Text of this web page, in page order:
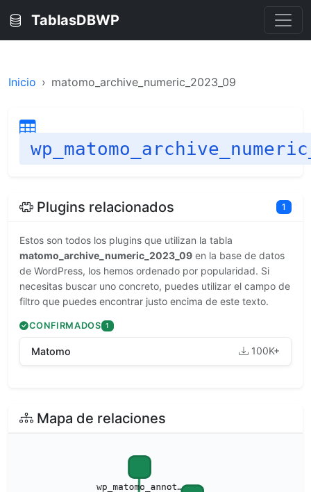
TablasDBWP
Inicio matomo_archive_numeric_2023_09
Plugins relacionados 1
Estos son todos los plugins que utilizan la tabla
matomo_archive_numeric_2023_09 en la base de datos
de WordPress, los hemos ordenado por popularidad. Si
necesitas buscar uno concreto, puedes utilizar el campo de
filtro que puedes encontrar justo encima de este texto.
CONFIRMADOS 1
Matomo 100K+
Mapa de relaciones